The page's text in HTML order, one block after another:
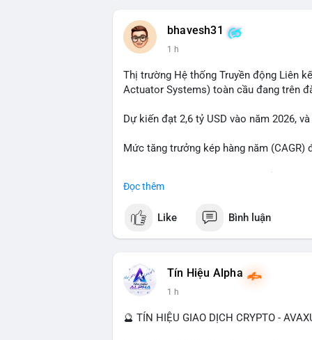
áp lực bán ngắn hạn có thể xuất hiện,
Lời khuyên ngắn gọn cho nhà đầu tư
trọng đòn bẩy. Ngược lại, nếu BTC
tích cực.
#23dot14btc #chuyenvilanh #aplucban
bhavesh31
1 h
Thị trường Hệ thống Truyền động Liên
Actuator Systems) toàn cầu đang trên
Dự kiến đạt 2,6 tỷ USD vào năm 2026,
Mức tăng trưởng kép hàng năm (CAGR)
Đọc thêm
Like Bình luận
Tín Hiệu Alpha
1 h
🔮 TÍN HIỆU GIAO DỊCH CRYPTO -